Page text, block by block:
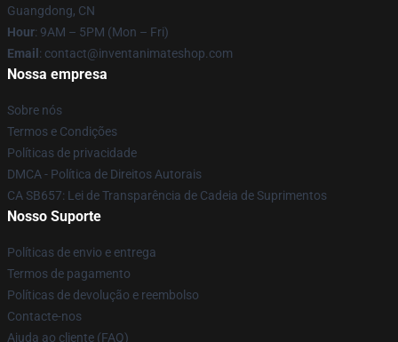
Guangdong, CN
Hour: 9AM – 5PM (Mon – Fri)
Email : contact@inventanimateshop.com
Nossa empresa
Sobre nós
Termos e Condições
Políticas de privacidade
DMCA - Política de Direitos Autorais
CA SB657: Lei de Transparência de Cadeia de Suprimentos
Nosso Suporte
Políticas de envio e entrega
Termos de pagamento
Políticas de devolução e reembolso
Contacte-nos
Ajuda ao cliente (FAQ)